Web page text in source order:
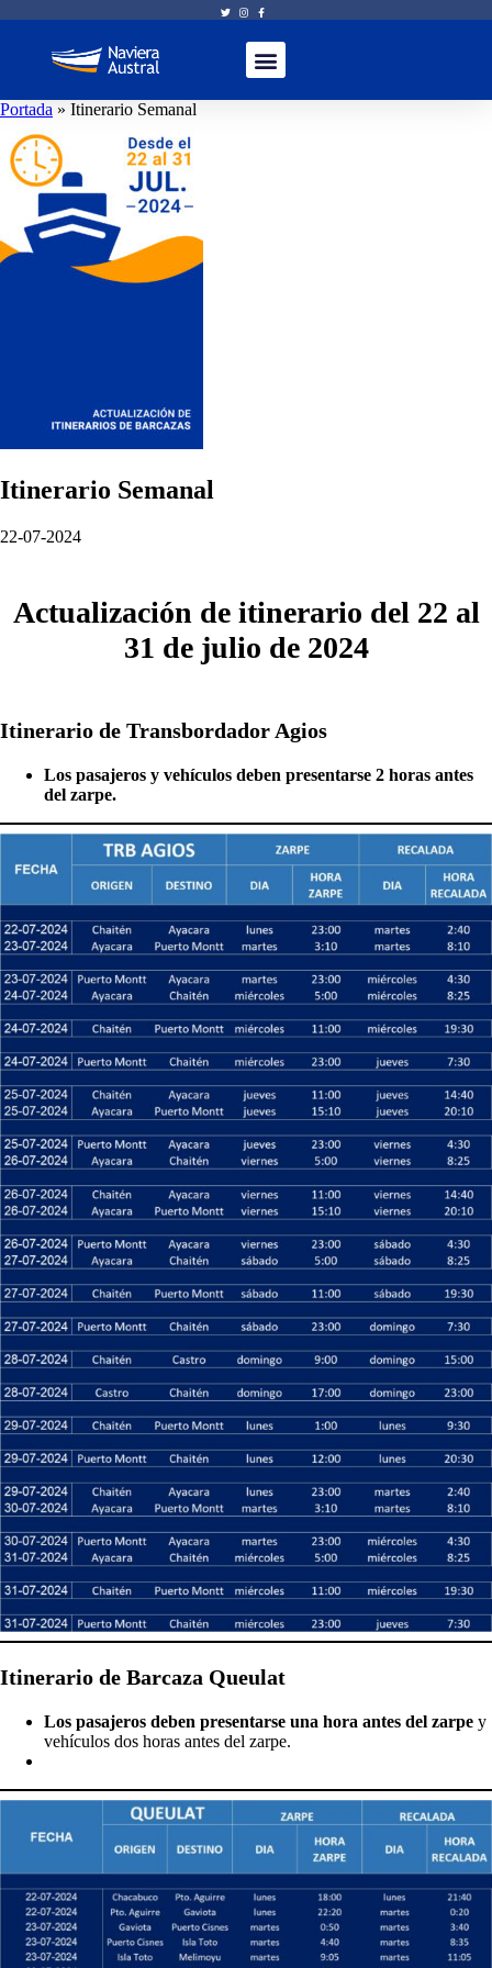
Portada » Itinerario Semanal
Itinerario Semanal
22-07-2024
Actualización de itinerario del 22 al
31 de julio de 2024
Itinerario de Transbordador Agios
Los pasajeros y vehículos deben presentarse 2 horas antes
del zarpe.
Itinerario de Barcaza Queulat
Los pasajeros deben presentarse una hora antes del zarpe y
vehículos dos horas antes del zarpe.